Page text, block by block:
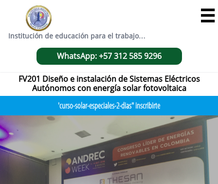

WhatsApp: +57 312 585 9296
Institución de educación para el trabajo…
FV201 Diseño e instalación de Sistemas Eléctricos
Autónomos con energía solar fotovoltaica
'curso-solar-especiales-2-dias" inscribirte